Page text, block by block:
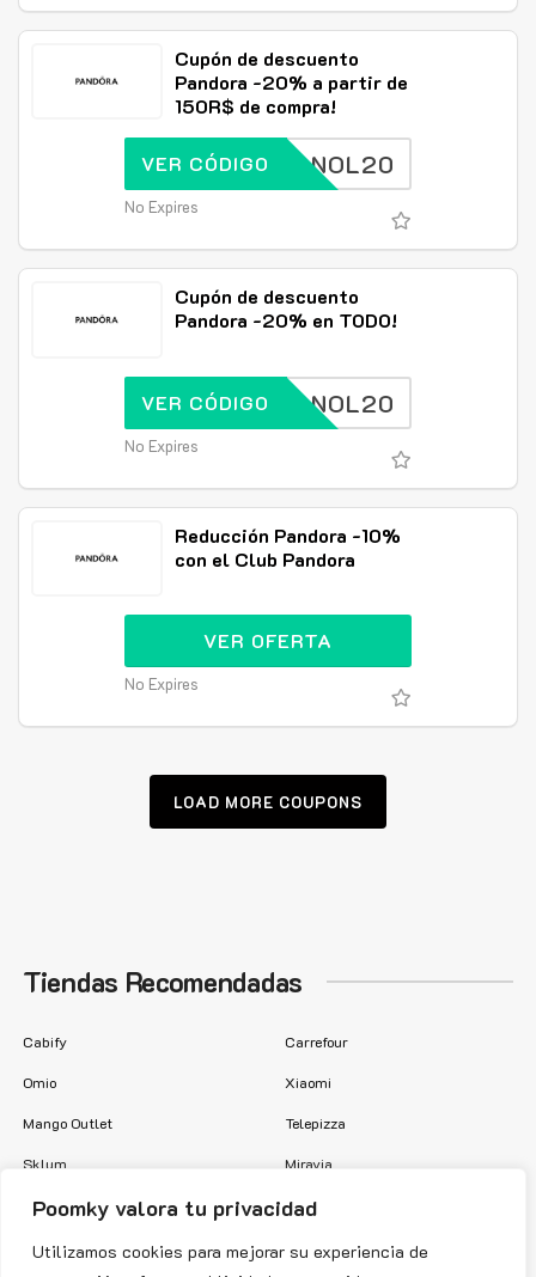
Poomky valora tu privacidad
Utilizamos cookies para mejorar su experiencia de
Cupón de descuento
Pandora -20% a partir de
150R$ de compra!
SPANOL20
VER CÓDIGO
No Expires
Cupón de descuento
Pandora -20% en TODO!
SPANOL20
VER CÓDIGO
No Expires
Reducción Pandora -10%
con el Club Pandora
VER OFERTA
No Expires
LOAD MORE COUPONS
Tiendas Recomendadas
Cabify Carrefour
Omio Xiaomi
Mango Outlet Telepizza
Sklum Miravia
Cinesa DHgate
Samsung